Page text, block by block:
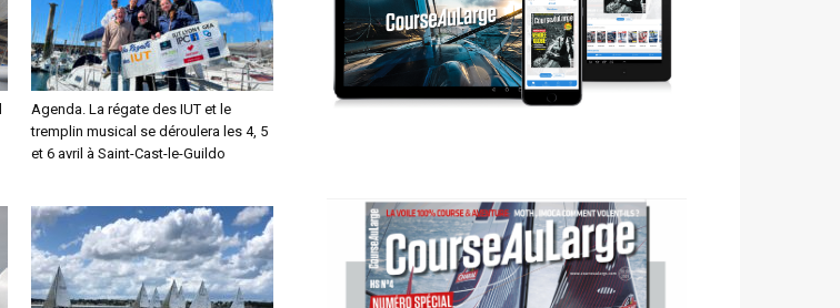
Agenda. La régate des IUT et le
tremplin musical se déroulera les 4, 5
et 6 avril à Saint-Cast-le-Guildo